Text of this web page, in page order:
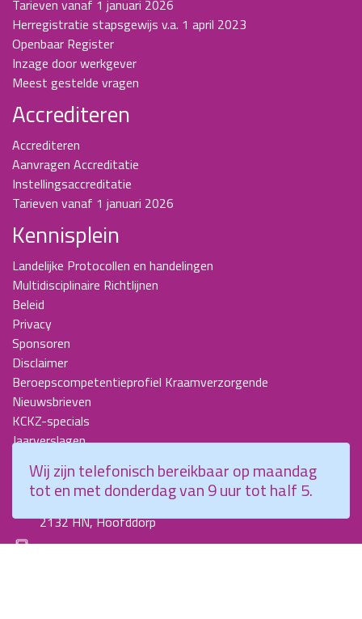
Tarieven vanaf 1 januari 2026
Herregistratie stapsgewijs v.a. 1 april 2023
Openbaar Register
Inzage door werkgever
Meest gestelde vragen
Accrediteren
Accrediteren
Aanvragen Accreditatie
Instellingsaccreditatie
Tarieven vanaf 1 januari 2026
Kennisplein
Landelijke Protocollen en handelingen
Multidisciplinaire Richtlijnen
Beleid
Privacy
Sponsoren
Disclaimer
Beroepscompetentieprofiel Kraamverzorgende
Nieuwsbrieven
KCKZ-specials
Jaarverslagen
Contact
Planetenweg 5
2132 HN, Hoofddorp
088 - 0076300
Wij zijn telefonisch bereikbaar op maandag
tot en met donderdag van 9 uur tot half 5.